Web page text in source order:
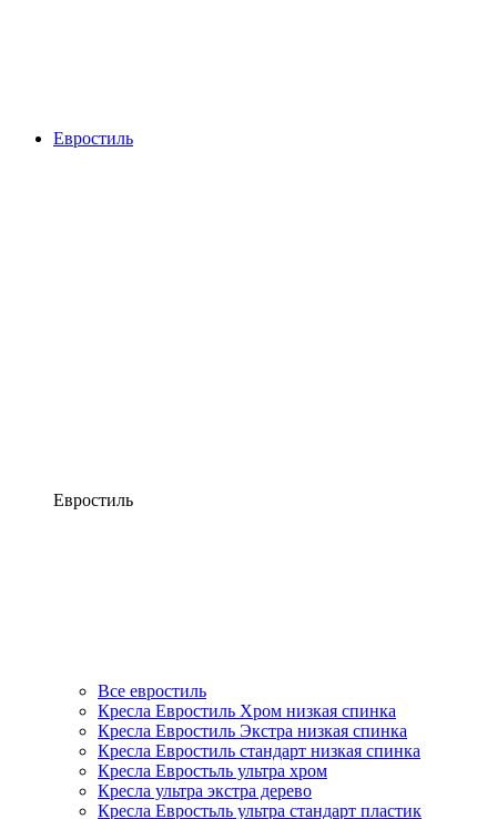
Евростиль
Евростиль
Все евростиль
Кресла Евростиль Хром низкая спинка
Кресла Евростиль Экстра низкая спинка
Кресла Евростиль стандарт низкая спинка
Кресла Евростьль ультра хром
Кресла ультра экстра дерево
Кресла Евростьль ультра стандарт пластик